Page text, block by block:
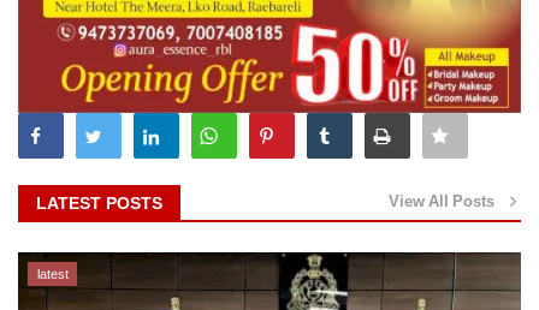
LATEST POSTS View All Posts
latest